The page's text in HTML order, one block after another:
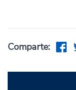
Comparte: